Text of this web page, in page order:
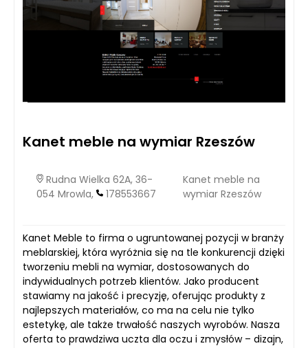
Kanet meble na wymiar Rzeszów
Rudna Wielka 62A, 36-
054 Mrowla,
178553667
Kanet meble na
wymiar Rzeszów
Kanet Meble to firma o ugruntowanej pozycji w branży
meblarskiej, która wyróżnia się na tle konkurencji dzięki
tworzeniu mebli na wymiar, dostosowanych do
indywidualnych potrzeb klientów. Jako producent
stawiamy na jakość i precyzję, oferując produkty z
najlepszych materiałów, co ma na celu nie tylko
estetykę, ale także trwałość naszych wyrobów. Nasza
oferta to prawdziwa uczta dla oczu i zmysłów – dizajn,